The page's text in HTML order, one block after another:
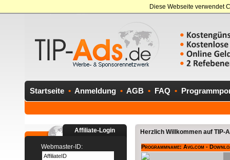
Diese Webseite verwendet
Startseite • Anmeldung • AGB • FAQ •
Affiliate-Login
Webmaster-ID:
Herzlich Willkommen auf TIP-
Programmname: Avg.com -